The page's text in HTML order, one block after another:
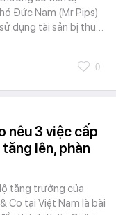
Đức Nam (Mr Pips)
dụng tài sản bị thu…
0
nêu 3 việc cấp
lên, phàn
tăng trưởng của
Co tại Việt Nam là bài